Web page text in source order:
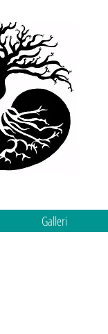
Galleri